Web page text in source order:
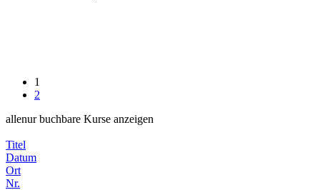
1
2
allenur buchbare Kurse anzeigen
Titel
Datum
Ort
Nr.